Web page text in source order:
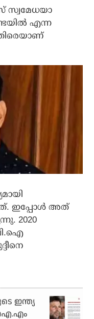
സ്വമേധയാ
എന്ന
ഇപ്പോള്‍ അത്
2020
ഇന്ത്യ